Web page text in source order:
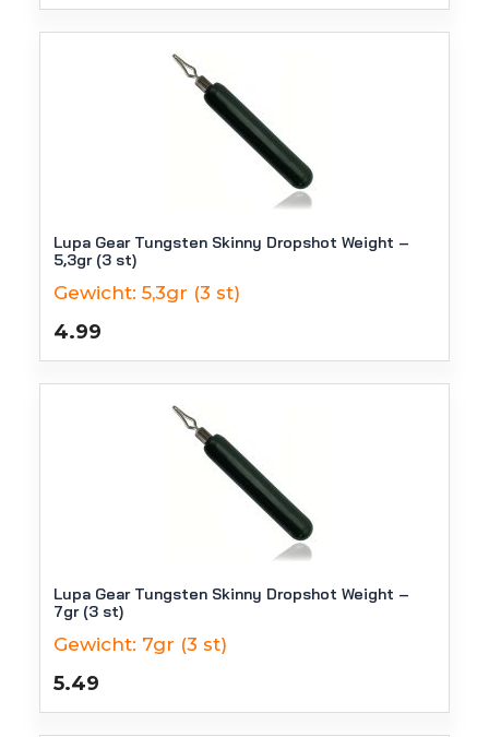
Lupa Gear Tungsten Skinny Dropshot Weight –
5,3gr (3 st)
Gewicht: 5,3gr (3 st)
4.99
Lupa Gear Tungsten Skinny Dropshot Weight –
7gr (3 st)
Gewicht: 7gr (3 st)
5.49